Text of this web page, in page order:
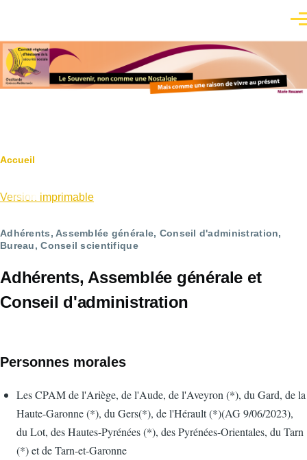
Fil
d'Ariane
Accueil
Version imprimable
Adhérents, Assemblée générale, Conseil d'administration,
Bureau, Conseil scientifique
Adhérents, Assemblée générale et
Conseil d'administration
Personnes morales
Les CPAM de l'Ariège, de l'Aude, de l'Aveyron (*), du Gard, de la
Haute-Garonne (*), du Gers(*), de l'Hérault (*)(AG 9/06/2023),
du Lot, des Hautes-Pyrénées (*), des Pyrénées-Orientales, du Tarn
(*) et de Tarn-et-Garonne